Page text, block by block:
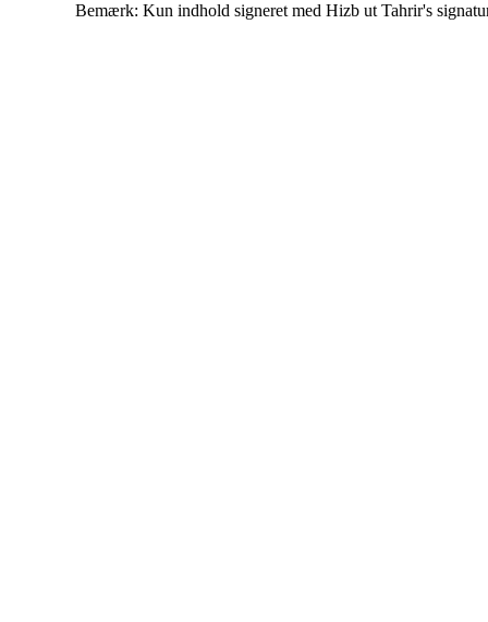
Bemærk: Kun indhold signeret med Hizb ut Tahrir's